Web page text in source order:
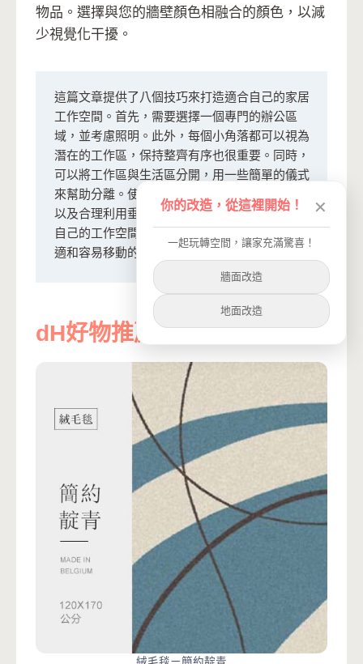
物品。選擇與您的牆壁顏色相融合的顏色，以減
少視覺化干擾。
這篇文章提供了八個技巧來打造適合自己的家居
工作空間。首先，需要選擇一個專門的辦公區
域，並考慮照明。此外，每個小角落都可以視為
潛在的工作區，保持整齊有序也很重要。同時，
可以將工作區與生活區分開，用一些簡單的儀式
來幫助分離。使用易於收納和移動的儲物方式，
以及合理利用垂直空間也很重要。最後，記得為
自己的工作空間添加個人風格，讓它成為一個舒
適和容易移動的地方。
dH好物推薦
你的改造，從這裡開始！ ✕
一起玩轉空間，讓家充滿驚喜！
牆面改造
地面改造